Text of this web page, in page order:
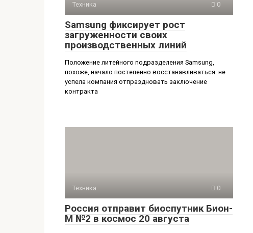
Техника 0
Samsung фиксирует рост
загруженности своих
производственных линий
Положение литейного подразделения Samsung,
похоже, начало постепенно восстанавливаться: не
успела компания отпраздновать заключение
контракта
Техника 0
Россия отправит биоспутник Бион-
М №2 в космос 20 августа